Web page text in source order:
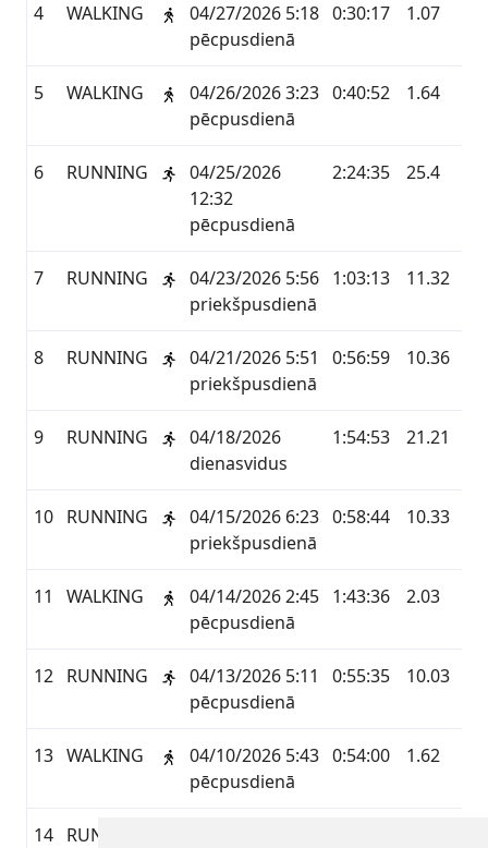
4 WALKING
04/27/2026 5:18
pēcpusdienā
0:30:17 1.07
5 WALKING
04/26/2026 3:23
pēcpusdienā
0:40:52 1.64
6 RUNNING
04/25/2026
12:32
pēcpusdienā
2:24:35 25.4
7 RUNNING
04/23/2026 5:56
priekšpusdienā
1:03:13 11.32
8 RUNNING
04/21/2026 5:51
priekšpusdienā
0:56:59 10.36
9 RUNNING
04/18/2026
dienasvidus
1:54:53 21.21
10 RUNNING
04/15/2026 6:23
priekšpusdienā
0:58:44 10.33
11 WALKING
04/14/2026 2:45
pēcpusdienā
1:43:36 2.03
12 RUNNING
04/13/2026 5:11
pēcpusdienā
0:55:35 10.03
13 WALKING
04/10/2026 5:43
pēcpusdienā
0:54:00 1.62
14 RUNNING